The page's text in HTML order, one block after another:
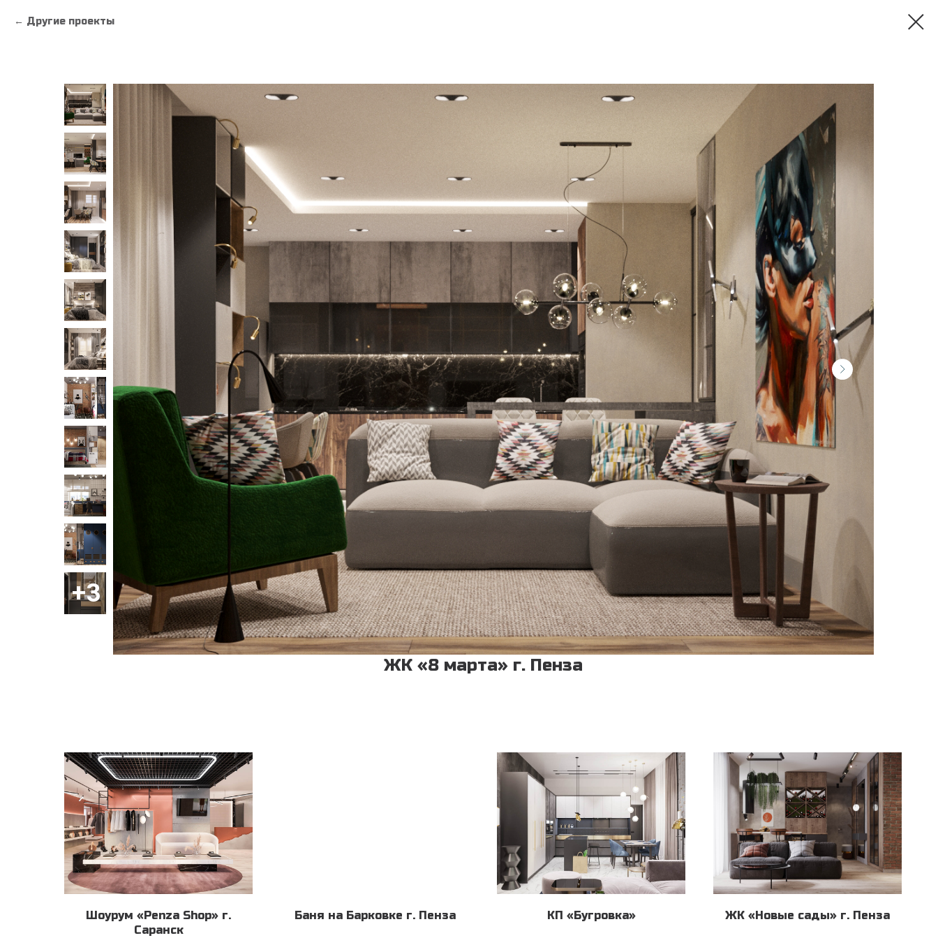
Другие проекты
ЖК «8 марта» г. Пенза
Шоурум «Penza Shop» г.
Саранск
Баня на Барковке г. Пенза КП «Бугровка» ЖК «Новые сады» г. Пенза